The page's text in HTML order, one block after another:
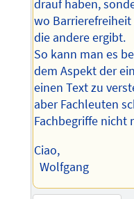
drauf haben,
wo
die andere ergibt.
So kann man es
dem Aspekt der
einen Text zu
aber Fachleuten
Fachbegriffe nicht
Ciao,
Wolfgang